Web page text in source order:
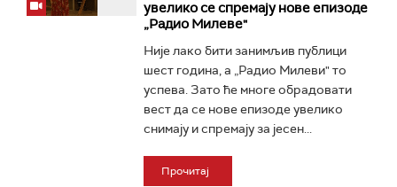
увелико се спремају нове епизоде
„Радио Милеве"
Није лако бити занимљив публици
шест година, а „Радио Милеви" то
успева. Зато ће многе обрадовати
вест да се нове епизоде увелико
снимају и спремају за јесен...
Прочитај